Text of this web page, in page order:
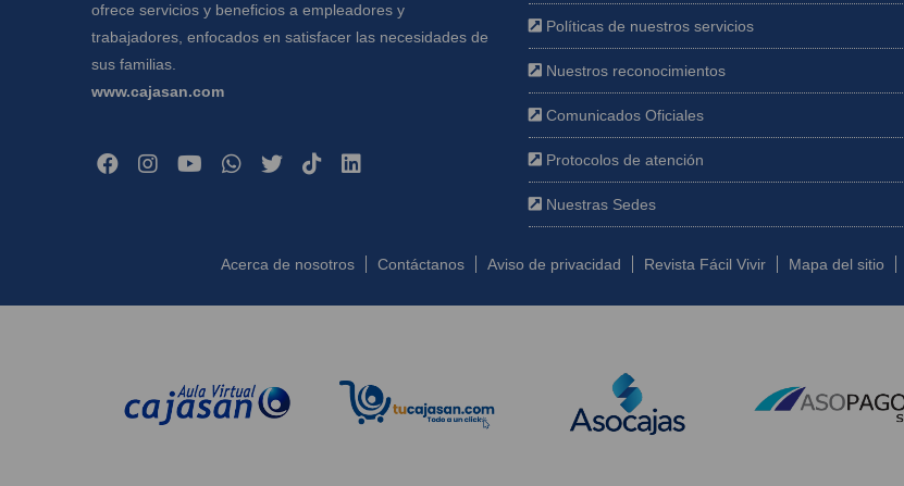
ofrece servicios y beneficios a empleadores y
trabajadores, enfocados en satisfacer las necesidades de
sus familias.
www.cajasan.com
Políticas de nuestros servicios
Nuestros reconocimientos
Comunicados Oficiales
Protocolos de atención
Nuestras Sedes
Acerca de nosotros Contáctanos Aviso de privacidad Revista Fácil Vivir Mapa del sitio